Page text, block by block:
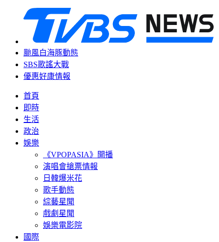
颱風白海豚動態
SBS歌謠大戰
優惠好康情報
首頁
即時
生活
政治
娛樂
《VPOPASIA》開播
演唱會搶票情報
日韓爆米花
歌手動態
綜藝星聞
戲劇星聞
娛樂電影院
國際